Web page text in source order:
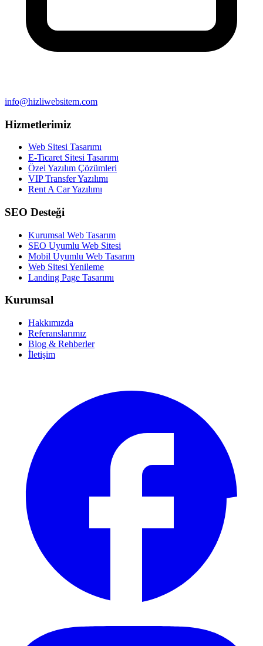
info@hizliwebsitem.com
Hizmetlerimiz
Web Sitesi Tasarımı
E-Ticaret Sitesi Tasarımı
Özel Yazılım Çözümleri
VIP Transfer Yazılımı
Rent A Car Yazılımı
SEO Desteği
Kurumsal Web Tasarım
SEO Uyumlu Web Sitesi
Mobil Uyumlu Web Tasarım
Web Sitesi Yenileme
Landing Page Tasarımı
Kurumsal
Hakkımızda
Referanslarımız
Blog & Rehberler
İletişim